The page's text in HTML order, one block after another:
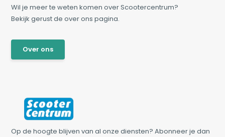
Wil je meer te weten komen over Scootercentrum?
Bekijk gerust de over ons pagina.
Over ons
Op de hoogte blijven van al onze diensten? Abonneer je dan